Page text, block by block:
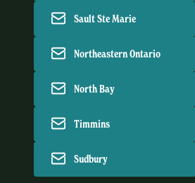
Sault Ste Marie
Northeastern Ontario
North Bay
Timmins
Sudbury